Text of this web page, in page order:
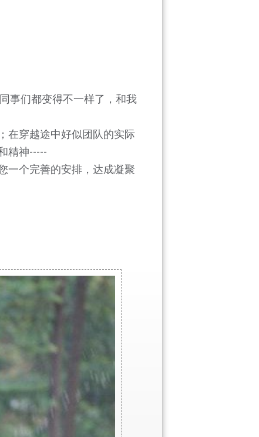
事们都变得不一样了，和我
在穿越途中好似团队的实际
精神-----
一个完善的安排，达成凝聚